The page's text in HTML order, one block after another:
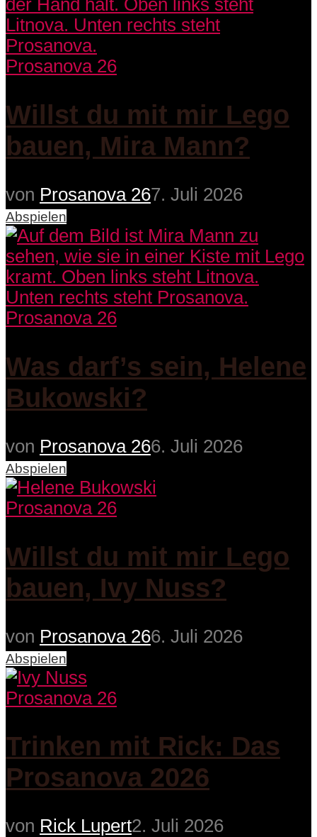
Prosanova 26
Willst du mit mir Lego
bauen, Mira Mann?
von Prosanova 267. Juli 2026
Abspielen
Prosanova 26
Was darf’s sein, Helene
Bukowski?
von Prosanova 266. Juli 2026
Abspielen
Prosanova 26
Willst du mit mir Lego
bauen, Ivy Nuss?
von Prosanova 266. Juli 2026
Abspielen
Prosanova 26
Trinken mit Rick: Das
Prosanova 2026
von Rick Lupert2. Juli 2026